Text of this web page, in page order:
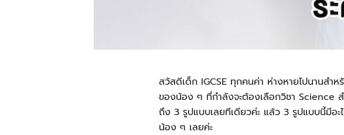
สวัสดีเด็ก IGCSE ทุกคนค่า ห่างหายไปนานสำ
ของน้อง ๆ ที่กำลังจะต้องเลือกวิชา Science ส
ถึง 3 รูปแบบเลยทีเดียวค่ะ แล้ว 3 รูปแบบนี้มีอ
น้อง ๆ เลยค่ะ